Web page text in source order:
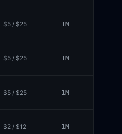
$5 / $25 1M
$5 / $25 1M
$5 / $25 1M
$2 / $12 1M